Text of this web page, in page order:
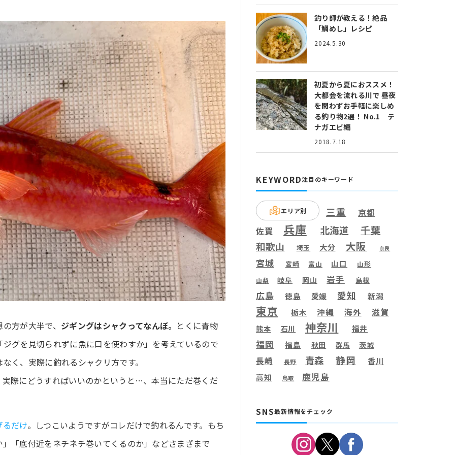
方が大半で、 ジギングはシャクってなんぼ。 とくに青物
グを見切られずに魚に口を使わすか」を考えているので
く、実際に釣れるシャクリ方です。
実際にどうすればいいのかというと…、本当にただ巻くだ
だけ。しつこいようですがコレだけで釣れるんです。もち
「底付近をネチネチ巻いてくるのか」などさまざまで
釣り師が教える！絶品
「鯛めし」レシピ
2024.5.30
初夏から夏におススメ！
大都会を流れる川で 昼夜
を問わずお手軽に楽しめ
る釣り物2選！ No.1 テ
ナガエビ編
2018.7.18
KEYWORD注目のキーワード
エリア別 三重 京都
佐賀 兵庫 北海道 千葉
和歌山 埼玉 大分 大阪 奈良
宮城 宮崎 富山 山口 山形
山梨 岐阜 岡山 岩手 島根
広島 徳島 愛媛 愛知 新潟
東京 栃木 沖縄 海外 滋賀
熊本 石川 神奈川 福井
福岡 福島 秋田 群馬 茨城
長崎 長野 青森 静岡 香川
高知 鳥取 鹿児島
SNS最新情報をチェック